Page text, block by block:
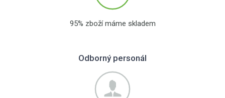
95% zboží máme skladem
Odborný personál